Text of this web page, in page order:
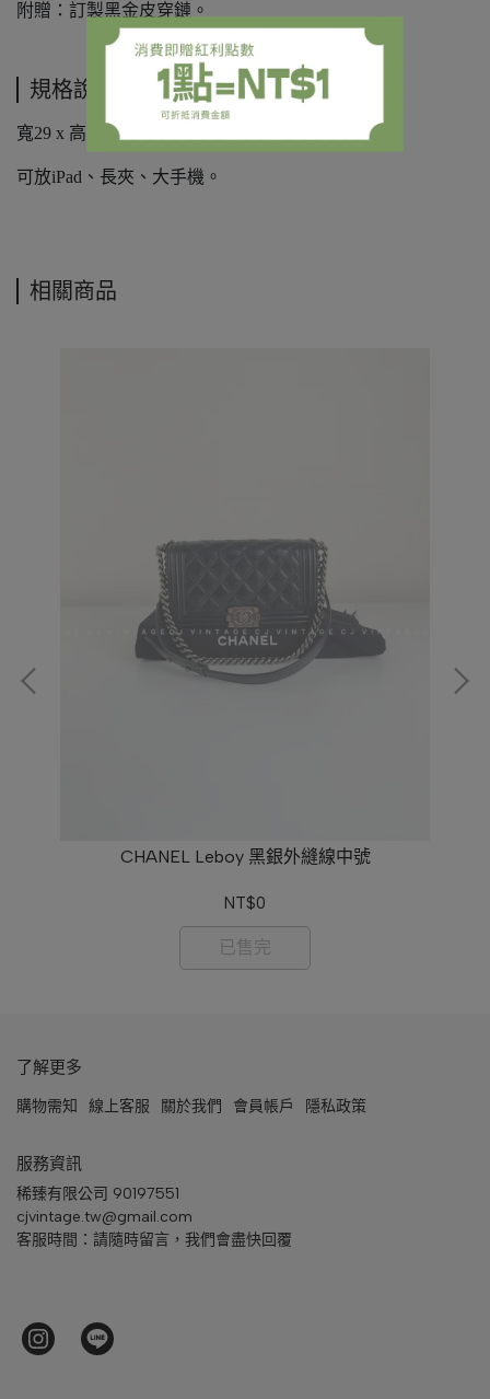
附贈：訂製黑金皮穿鏈。
規格說明
寬29 x 高22 x 厚10 cm，
可放iPad、長夾、大手機。
相關商品
CHANEL Leboy 黑銀外縫線中號
NT$0
已售完
了解更多
購物需知 線上客服 關於我們 會員帳戶 隱私政策
服務資訊
稀臻有限公司 90197551
cjvintage.tw@gmail.com
客服時間：請隨時留言，我們會盡快回覆